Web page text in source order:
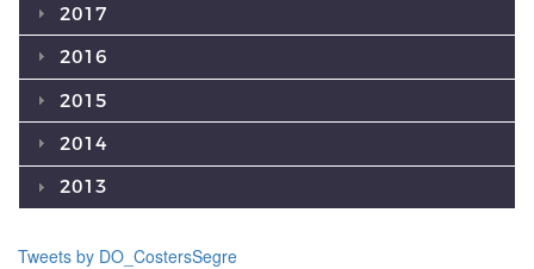
2017
2016
2015
2014
2013
Tweets by DO_CostersSegre